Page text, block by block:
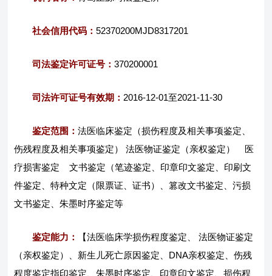
社会信用代码：52370200MJD8317201
司法鉴定许可证号：370200001
司法许可证号有效期： 2016-12-01至2021-11-30
鉴定范围：法医临床鉴定（损伤程度及相关事项鉴定、
伤残程度及相关事项鉴定） 法医物证鉴定（亲权鉴定） 医
疗损害鉴定 文书鉴定（笔迹鉴定、印章印文鉴定、印刷文
件鉴定、特种文定（限票证、证书）、篡改文书鉴定、污损
文书鉴定、朱墨时序鉴定等
鉴定能力：
【法医临床学损伤程度鉴定、 法医物证鉴定
（亲权鉴定）、新生儿死亡原因鉴定、DNA亲权鉴定、伤残
程度鉴定指印鉴定、朱墨时序鉴定、印章印文鉴定、损伤程